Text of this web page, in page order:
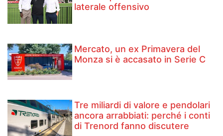
laterale offensivo
Mercato, un ex Primavera del
Monza si è accasato in Serie C
Tre miliardi di valore e pendolari
ancora arrabbiati: perché i conti
di Trenord fanno discutere